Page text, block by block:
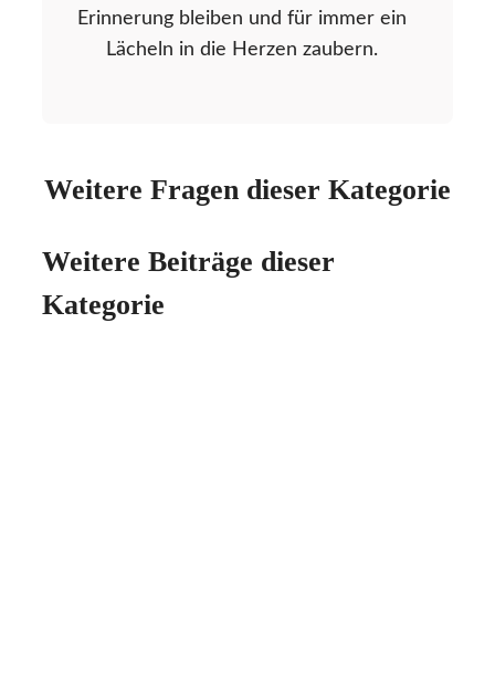
Erinnerung bleiben und für immer ein
Lächeln in die Herzen zaubern.
Weitere Fragen dieser Kategorie
Weitere Beiträge dieser
Kategorie